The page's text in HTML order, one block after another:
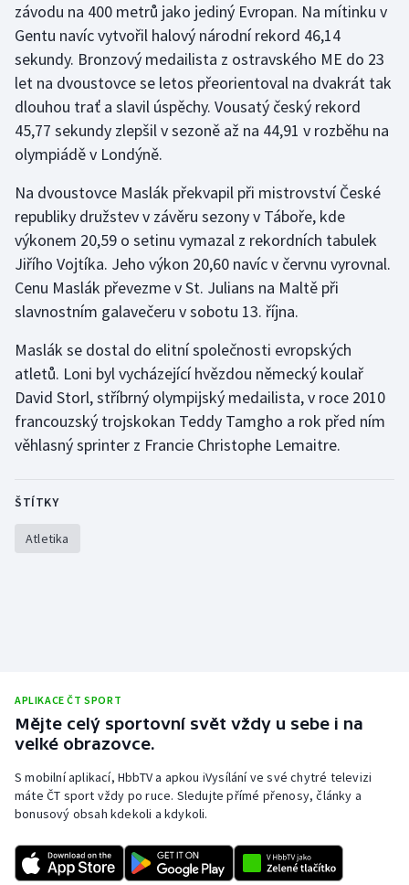
Jezdectví
Judo
Krasobruslení
Lezení
Lyže a snowboard
Moderní pětiboj
Motorsport
Parasport
Plavání
Ragby
Stolní tenis
Triatlon
Veslování
Vodní slalom
závodu na 400 metrů jako jediný Evropan. Na mítinku v
Gentu navíc vytvořil halový národní rekord 46,14
sekundy. Bronzový medailista z ostravského ME do 23
let na dvoustovce se letos přeorientoval na dvakrát tak
dlouhou trať a slavil úspěchy. Vousatý český rekord
45,77 sekundy zlepšil v sezoně až na 44,91 v rozběhu na
olympiádě v Londýně.
Na dvoustovce Maslák překvapil při mistrovství České
republiky družstev v závěru sezony v Táboře, kde
výkonem 20,59 o setinu vymazal z rekordních tabulek
Jiřího Vojtíka. Jeho výkon 20,60 navíc v červnu vyrovnal.
Cenu Maslák převezme v St. Julians na Maltě při
slavnostním galavečeru v sobotu 13. října.
Maslák se dostal do elitní společnosti evropských
atletů. Loni byl vycházející hvězdou německý koulař
David Storl, stříbrný olympijský medailista, v roce 2010
francouzský trojskokan Teddy Tamgho a rok před ním
věhlasný sprinter z Francie Christophe Lemaitre.
ŠTÍTKY
Atletika
APLIKACE ČT SPORT
Mějte celý sportovní svět vždy u sebe i na
velké obrazovce.
S mobilní aplikací, HbbTV a apkou iVysílání ve své chytré televizi
máte ČT sport vždy po ruce. Sledujte přímé přenosy, články a
bonusový obsah kdekoli a kdykoli.